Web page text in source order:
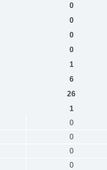
0
0
0
0
1
6
26
1
0
0
0
0